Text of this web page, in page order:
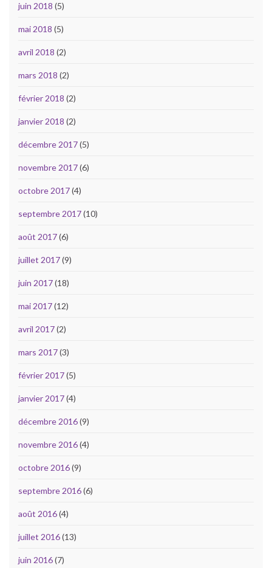
juin 2018 (5)
mai 2018 (5)
avril 2018 (2)
mars 2018 (2)
février 2018 (2)
janvier 2018 (2)
décembre 2017(5)
novembre 2017(6)
octobre 2017(4)
septembre 2017(10)
août 2017(6)
juillet 2017(9)
juin 2017(18)
mai 2017(12)
avril 2017(2)
mars 2017(3)
février 2017(5)
janvier 2017(4)
décembre 2016(9)
novembre 2016(4)
octobre 2016(9)
septembre 2016(6)
août 2016(4)
juillet 2016(13)
juin 2016(7)